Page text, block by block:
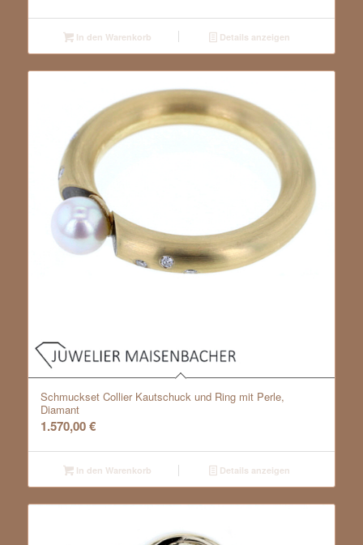
In den Warenkorb Details anzeigen
Schmuckset Collier Kautschuck und Ring mit Perle,
Diamant
1.570,00€
In den Warenkorb Details anzeigen